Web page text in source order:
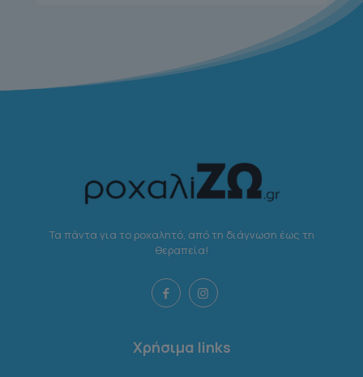
Τα πάντα για το ροχαλητό, από τη διάγνωση έως τη
θεραπεία!
Χρήσιμα links